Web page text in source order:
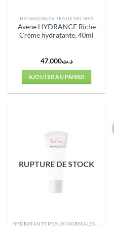
HYDRATANTS PEAUX SÈCHES
Avene HYDRANCE Riche
Crème hydratante, 40ml
د.ت47.000
AJOUTER AU PANIER
RUPTURE DE STOCK